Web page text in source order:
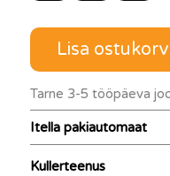
Lisa
Tarne 3-5 tööpäeva
Itella pakiautomaat
Kullerteenus